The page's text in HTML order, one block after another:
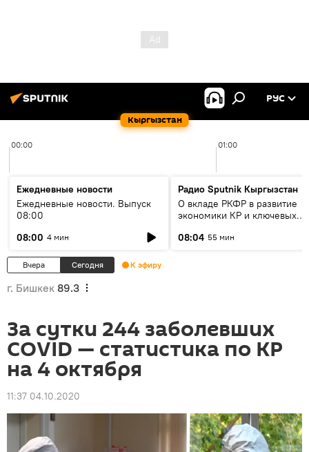
Кыргызстан
РУС
00:00 01:00
Ежедневные новости
Ежедневные новости. Выпуск
08:00
08:00 4 мин
Радио Sputnik Кыргызстан
О вкладе РКФР в развитие
экономики КР и ключевых
08:04 55 мин
Вчера Сегодня К эфиру
г. Бишкек 89.3
За сутки 244 заболевших
COVID — статистика по КР
на 4 октября
11:37 04.10.2020